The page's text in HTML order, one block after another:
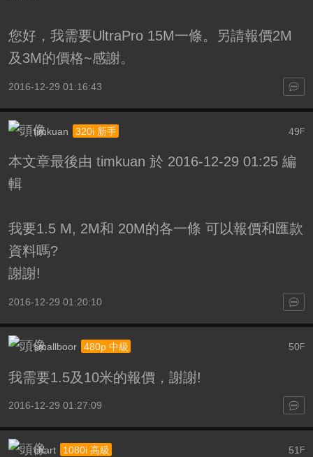
您好，我需要UltraPro 15M一條。另請報價2M
及3M的價格~感謝。
2016-12-29 01:16:43
49F
timkuan 320i 新手
本文章最後由 timkuan 於 2016-12-29 01:25 編
輯
我要1.5 M, 2M和 20M的各一條 可以報價和匯款
資料嗎?
謝謝!
2016-12-29 01:20:10
50F
smallboor 480p 中級
我需要1.5及10米的報價，謝謝!
2016-12-29 01:27:09
51 F
chart 1080i 高級